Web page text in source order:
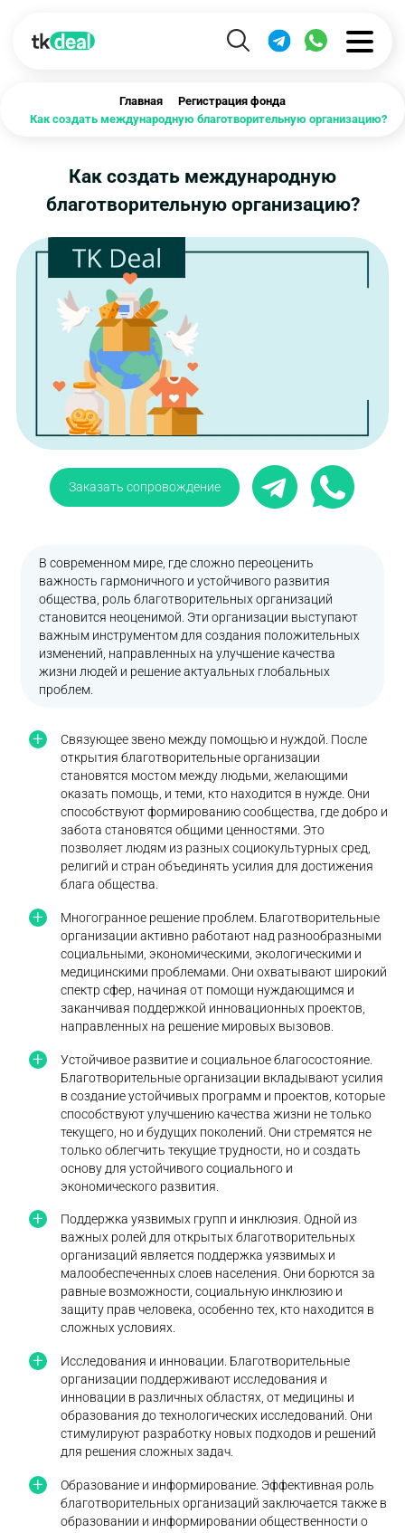
Главная
Регистрация фонда
Как создать международную благотворительную организацию?
Как создать международную
благотворительную организацию?
Заказать сопровождение
В современном мире, где сложно переоценить
важность гармоничного и устойчивого развития
общества, роль благотворительных организаций
становится неоценимой. Эти организации выступают
важным инструментом для создания положительных
изменений, направленных на улучшение качества
жизни людей и решение актуальных глобальных
проблем.
Связующее звено между помощью и нуждой. После
открытия благотворительные организации
становятся мостом между людьми, желающими
оказать помощь, и теми, кто находится в нужде. Они
способствуют формированию сообщества, где добро и
забота становятся общими ценностями. Это
позволяет людям из разных социокультурных сред,
религий и стран объединять усилия для достижения
блага общества.
Многогранное решение проблем. Благотворительные
организации активно работают над разнообразными
социальными, экономическими, экологическими и
медицинскими проблемами. Они охватывают широкий
спектр сфер, начиная от помощи нуждающимся и
заканчивая поддержкой инновационных проектов,
направленных на решение мировых вызовов.
Устойчивое развитие и социальное благосостояние.
Благотворительные организации вкладывают усилия
в создание устойчивых программ и проектов, которые
способствуют улучшению качества жизни не только
текущего, но и будущих поколений. Они стремятся не
только облегчить текущие трудности, но и создать
основу для устойчивого социального и
экономического развития.
Поддержка уязвимых групп и инклюзия. Одной из
важных ролей для открытых благотворительных
организаций является поддержка уязвимых и
малообеспеченных слоев населения. Они борются за
равные возможности, социальную инклюзию и
защиту прав человека, особенно тех, кто находится в
сложных условиях.
Исследования и инновации. Благотворительные
организации поддерживают исследования и
инновации в различных областях, от медицины и
образования до технологических исследований. Они
стимулируют разработку новых подходов и решений
для решения сложных задач.
Образование и информирование. Эффективная роль
благотворительных организаций заключается также в
образовании и информировании общественности о